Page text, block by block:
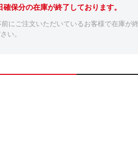
保分の在庫が終了しております。
にご注文いただいているお客様で在庫が
い。